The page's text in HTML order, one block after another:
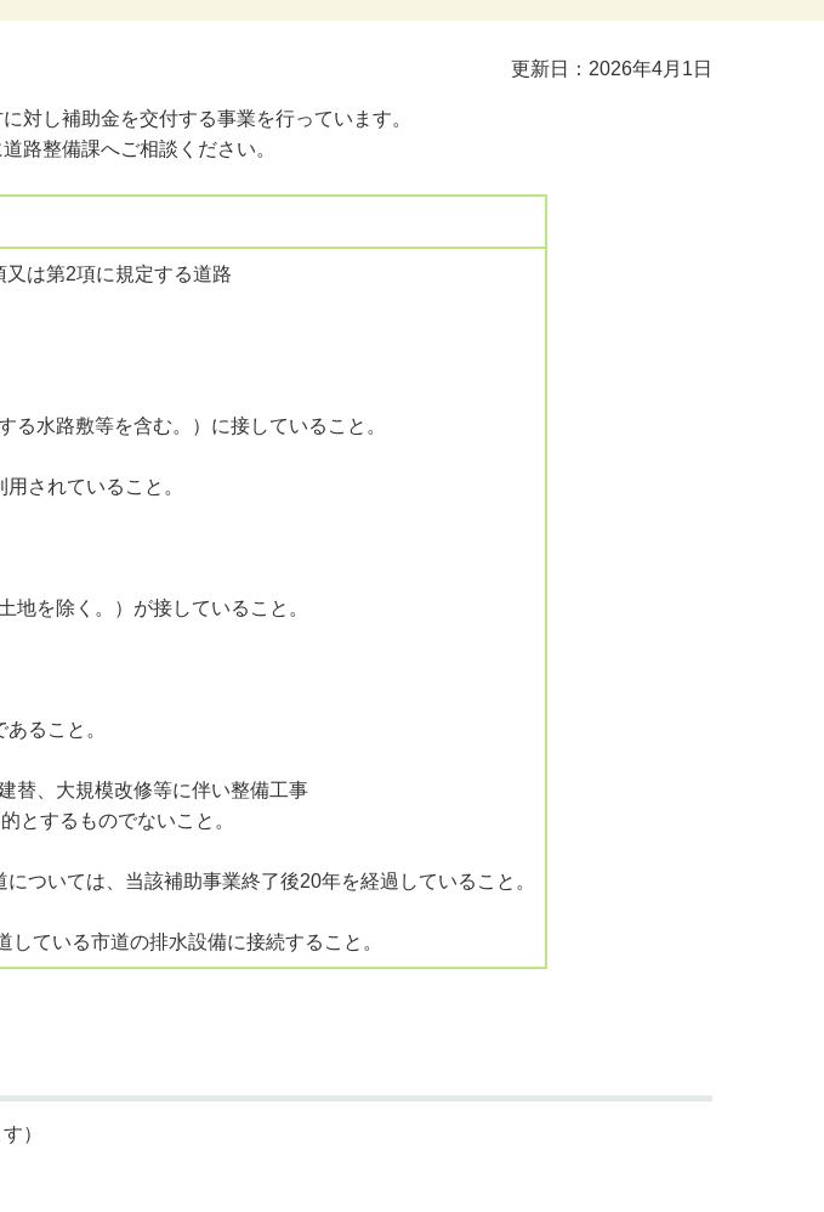
更新日：2026年4月1日
対し補助金を交付する事業を行っています。
路整備課へご相談ください。
は第2項に規定する道路
水路敷等を含む。）に接していること。
されていること。
地を除く。）が接していること。
ること。
替、大規模改修等に伴い整備工事
とするものでないこと。
ついては、当該補助事業終了後20年を経過していること。
ている市道の排水設備に接続すること。
）